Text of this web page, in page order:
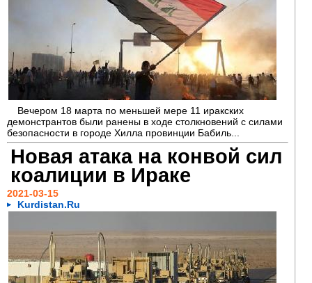
Вечером 18 марта по меньшей мере 11 иракских
демонстрантов были ранены в ходе столкновений с силами
безопасности в городе Хилла провинции Бабиль...
Новая атака на конвой сил
коалиции в Ираке
2021-03-15
Kurdistan.Ru